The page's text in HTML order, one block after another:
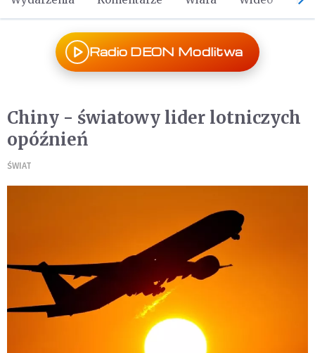
Radio DEON Modlitwa
Chiny - światowy lider lotniczych
opóźnień
ŚWIAT